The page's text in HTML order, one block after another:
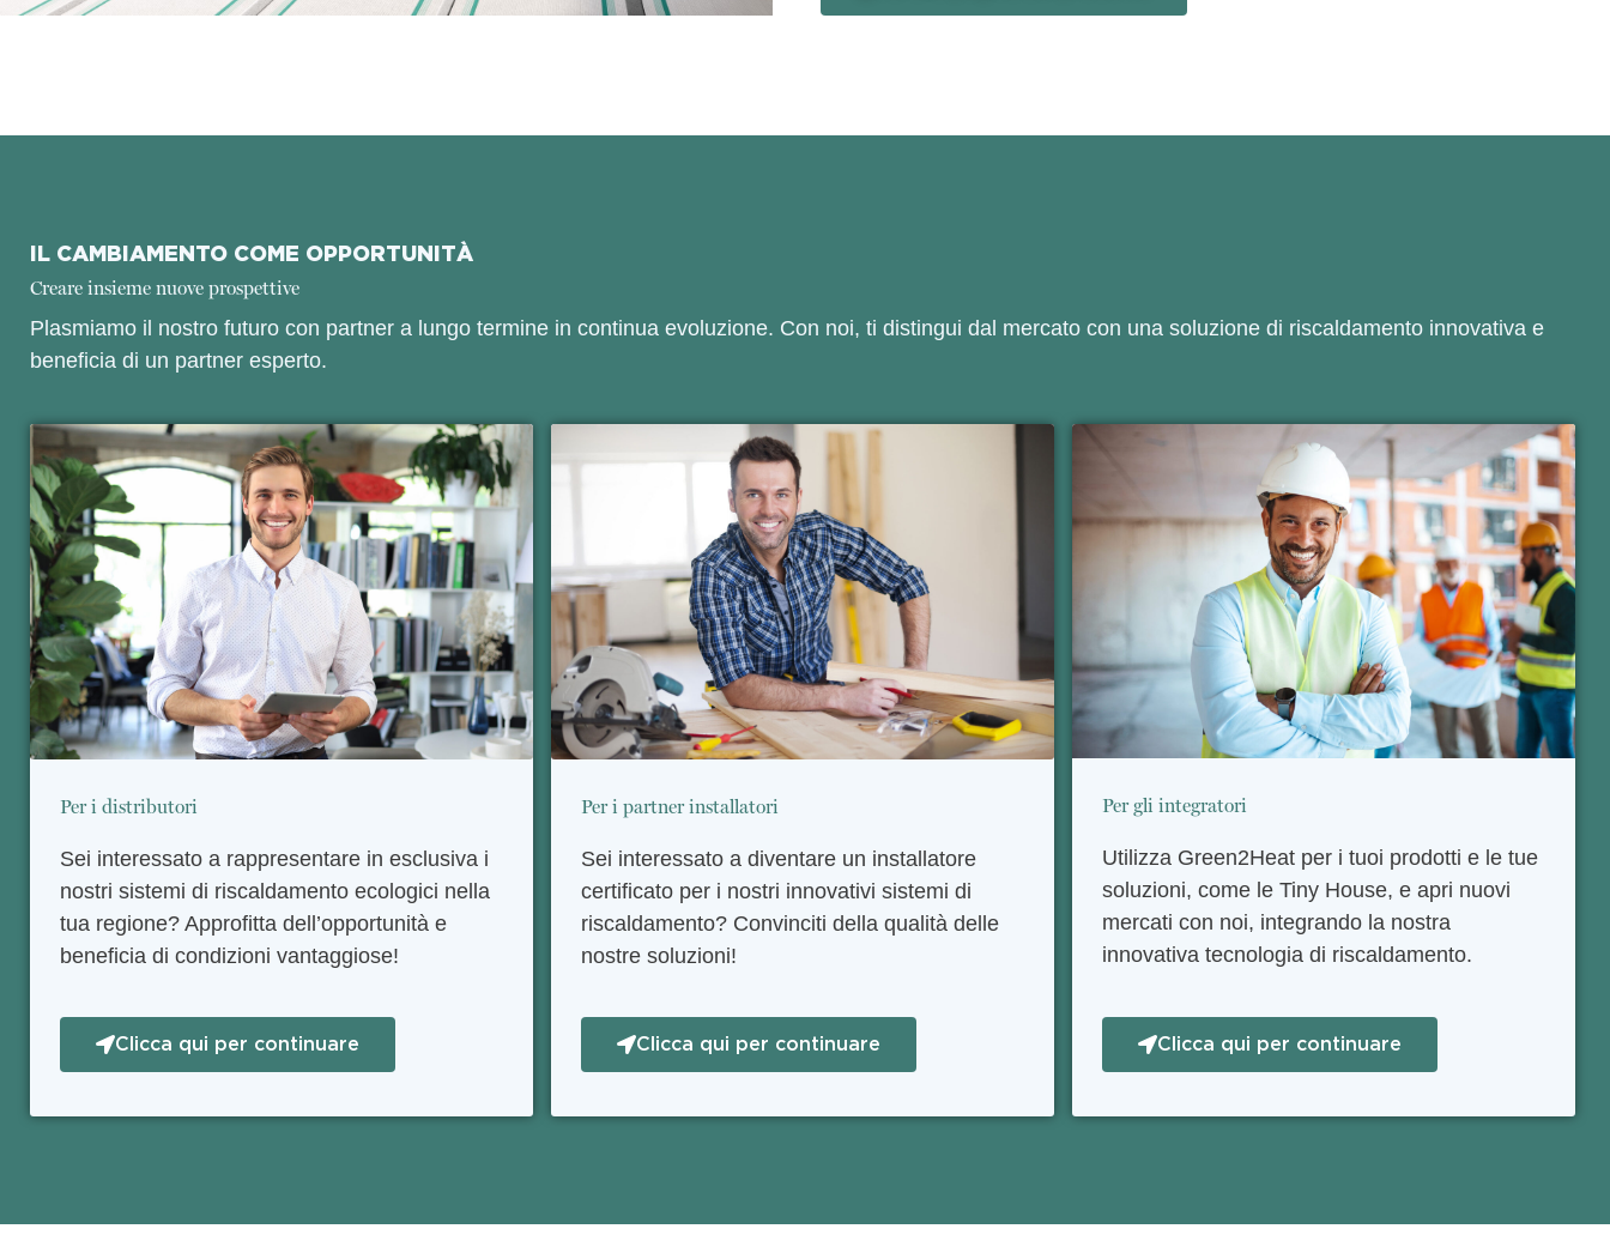
IL CAMBIAMENTO COME OPPORTUNITÀ
Creare insieme nuove prospettive
Plasmiamo il nostro futuro con partner a lungo termine in continua evoluzione. Con noi, ti distingui dal mercato con una soluzione di riscaldamento innovativa e
beneficia di un partner esperto.
Per i distributori
Sei interessato a rappresentare in esclusiva i
nostri sistemi di riscaldamento ecologici nella
tua regione? Approfitta dell’opportunità e
beneficia di condizioni vantaggiose!
Clicca qui per continuare
Per i partner installatori
Sei interessato a diventare un installatore
certificato per i nostri innovativi sistemi di
riscaldamento? Convinciti della qualità delle
nostre soluzioni!
Clicca qui per continuare
Per gli integratori
Utilizza Green2Heat per i tuoi prodotti e le tue
soluzioni, come le Tiny House, e apri nuovi
mercati con noi, integrando la nostra
innovativa tecnologia di riscaldamento.
Clicca qui per continuare